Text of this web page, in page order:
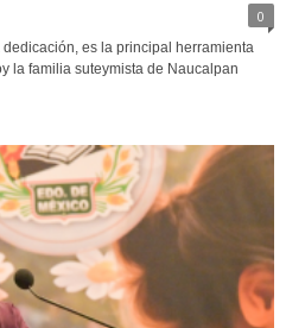
0
es la principal herramienta
la familia suteymista de Naucalpan